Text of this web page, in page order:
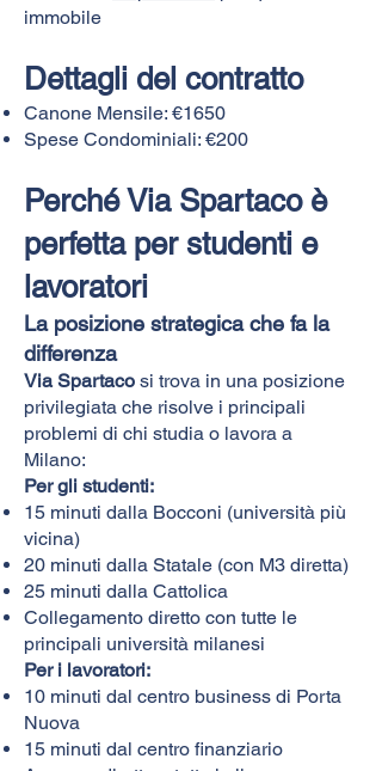
immobile
Dettagli del contratto
Canone Mensile: €1650
Spese Condominiali: €200
Perché Via Spartaco è
perfetta per studenti e
lavoratori
La posizione strategica che fa la
differenza
Via Spartaco si trova in una posizione
privilegiata che risolve i principali
problemi di chi studia o lavora a
Milano:
Per gli studenti:
15 minuti dalla Bocconi (università più
vicina)
20 minuti dalla Statale (con M3 diretta)
25 minuti dalla Cattolica
Collegamento diretto con tutte le
principali università milanesi
Per i lavoratori:
10 minuti dal centro business di Porta
Nuova
15 minuti dal centro finanziario